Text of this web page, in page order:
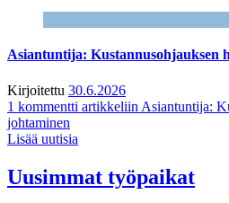
Asiantuntija: Kustannusohjauksen
Kirjoitettu 30.6.2026
1 kommentti artikkeliin Asiantuntija:
johtaminen
Lisää uutisia
Uusimmat työpaikat